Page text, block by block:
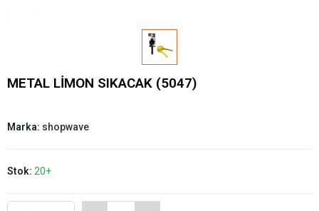
METAL LİMON SIKACAK (5047)
Marka: shopwave
Stok: 20+